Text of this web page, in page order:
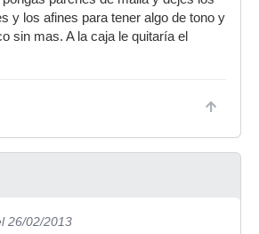
y los afines para tener algo de tono y
sin mas. A la caja le quitaría el
26/02/2013